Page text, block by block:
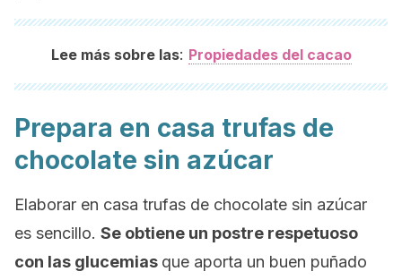
Lee más sobre las: Propiedades del cacao
Prepara en casa trufas de
chocolate sin azúcar
Elaborar en casa trufas de chocolate sin azúcar
es sencillo. Se obtiene un postre respetuoso
con las glucemias que aporta un buen puñado